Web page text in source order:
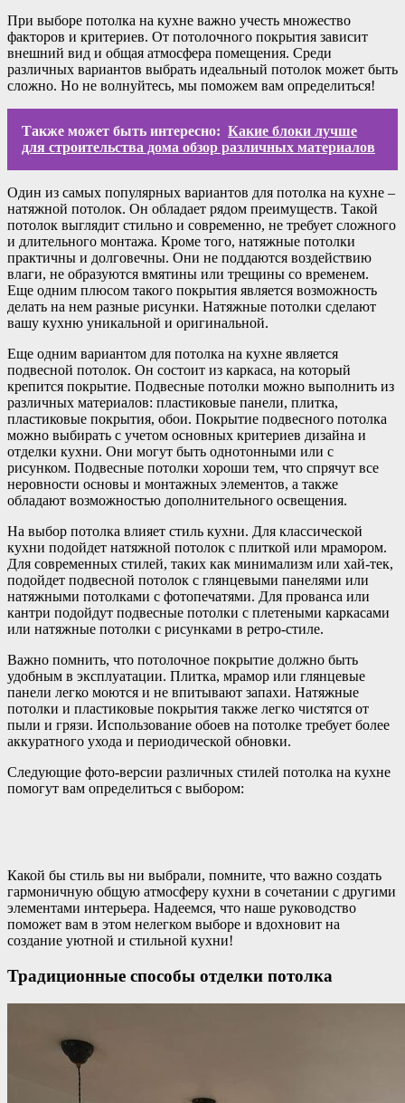
При выборе потолка на кухне важно учесть множество
факторов и критериев. От потолочного покрытия зависит
внешний вид и общая атмосфера помещения. Среди
различных вариантов выбрать идеальный потолок может быть
сложно. Но не волнуйтесь, мы поможем вам определиться!
Также может быть интересно: Какие блоки лучше
для строительства дома обзор различных материалов
Один из самых популярных вариантов для потолка на кухне –
натяжной потолок. Он обладает рядом преимуществ. Такой
потолок выглядит стильно и современно, не требует сложного
и длительного монтажа. Кроме того, натяжные потолки
практичны и долговечны. Они не поддаются воздействию
влаги, не образуются вмятины или трещины со временем.
Еще одним плюсом такого покрытия является возможность
делать на нем разные рисунки. Натяжные потолки сделают
вашу кухню уникальной и оригинальной.
Еще одним вариантом для потолка на кухне является
подвесной потолок. Он состоит из каркаса, на который
крепится покрытие. Подвесные потолки можно выполнить из
различных материалов: пластиковые панели, плитка,
пластиковые покрытия, обои. Покрытие подвесного потолка
можно выбирать с учетом основных критериев дизайна и
отделки кухни. Они могут быть однотонными или с
рисунком. Подвесные потолки хороши тем, что спрячут все
неровности основы и монтажных элементов, а также
обладают возможностью дополнительного освещения.
На выбор потолка влияет стиль кухни. Для классической
кухни подойдет натяжной потолок с плиткой или мрамором.
Для современных стилей, таких как минимализм или хай-тек,
подойдет подвесной потолок с глянцевыми панелями или
натяжными потолками с фотопечатями. Для прованса или
кантри подойдут подвесные потолки с плетеными каркасами
или натяжные потолки с рисунками в ретро-стиле.
Важно помнить, что потолочное покрытие должно быть
удобным в эксплуатации. Плитка, мрамор или глянцевые
панели легко моются и не впитывают запахи. Натяжные
потолки и пластиковые покрытия также легко чистятся от
пыли и грязи. Использование обоев на потолке требует более
аккуратного ухода и периодической обновки.
Следующие фото-версии различных стилей потолка на кухне
помогут вам определиться с выбором:
Какой бы стиль вы ни выбрали, помните, что важно создать
гармоничную общую атмосферу кухни в сочетании с другими
элементами интерьера. Надеемся, что наше руководство
поможет вам в этом нелегком выборе и вдохновит на
создание уютной и стильной кухни!
Традиционные способы отделки потолка